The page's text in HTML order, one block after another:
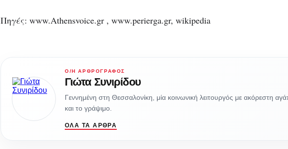
Πηγές: www.Athensvoice.gr , www.perierga.gr, wikipedia
Ο/Η ΑΡΘΡΟΓΡΆΦΟΣ
Γιώτα Συνιρίδου
Γεννημένη στη Θεσσαλονίκη, μία κοινωνική λειτουργός με ακόρεστη
και το γράψιμο.
ΌΛΑ ΤΑ ΆΡΘΡΑ